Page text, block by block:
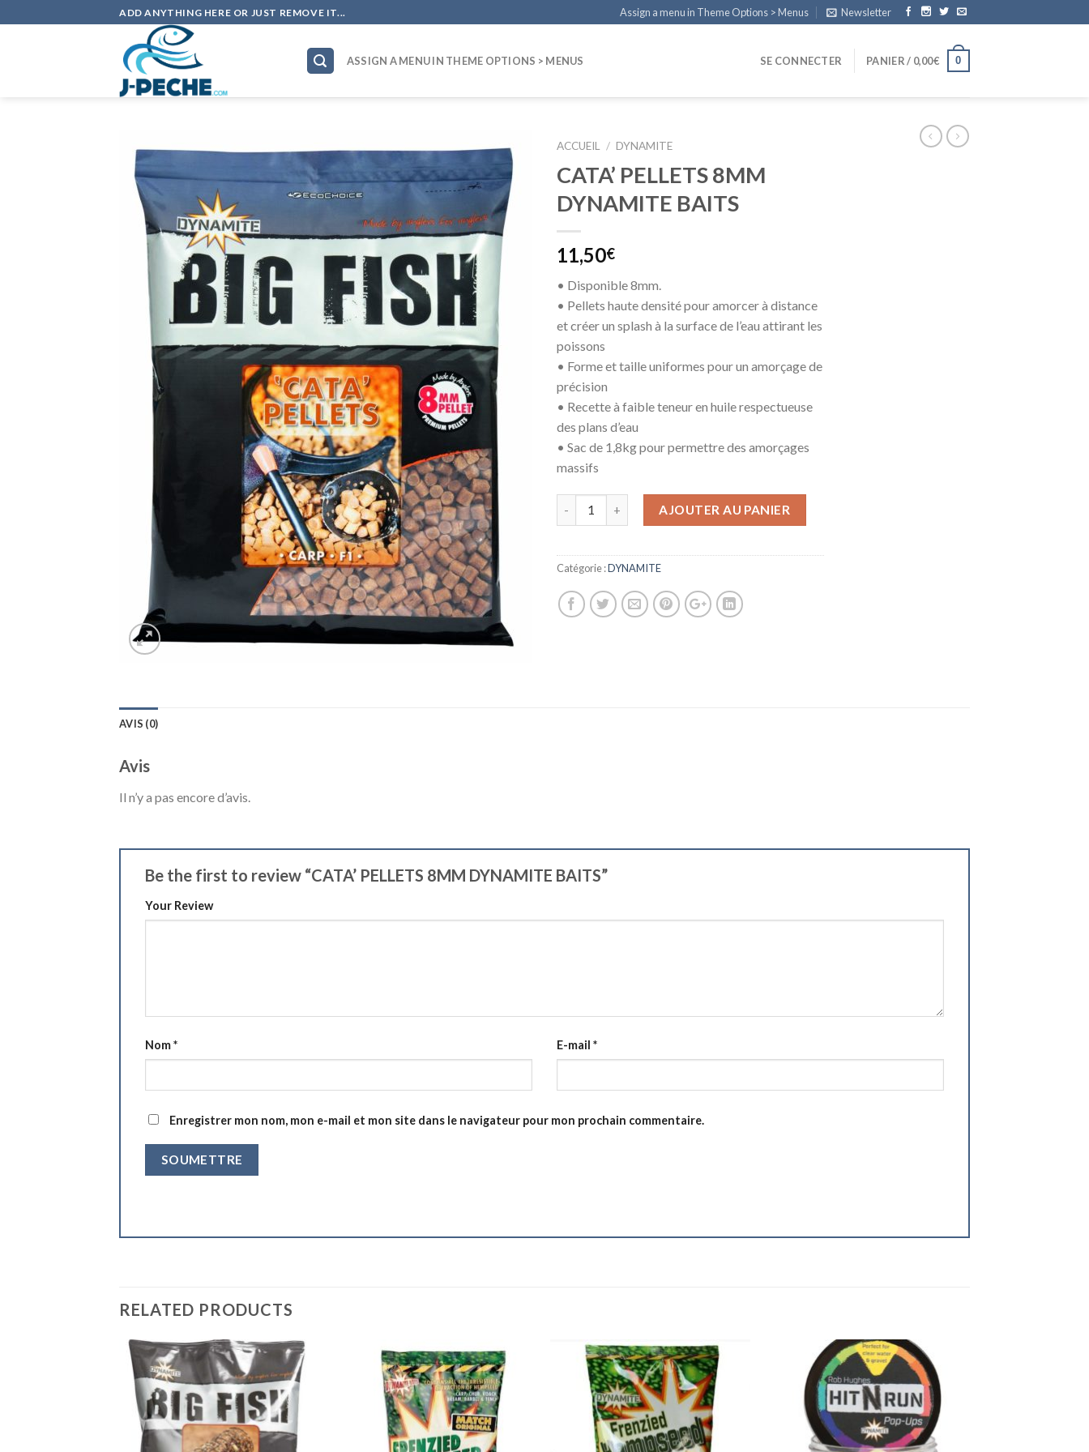
to
ADD ANYTHING HERE OR JUST REMOVE IT... Assign a menu in Theme Options > Menus Newsletter
ASSIGN A MENU IN THEME OPTIONS > MENUS SE CONNECTER PANIER / 0,00€ 0
ACCUEIL / DYNAMITE
CATA’ PELLETS 8MM
DYNAMITE BAITS
11,50€
• Disponible 8mm.
• Pellets haute densité pour amorcer à distance
et créer un splash à la surface de l’eau attirant les
poissons
• Forme et taille uniformes pour un amorçage de
précision
• Recette à faible teneur en huile respectueuse
des plans d’eau
• Sac de 1,8kg pour permettre des amorçages
massifs
AJOUTER AU PANIER
Catégorie :DYNAMITE
AVIS (0)
Avis
Il n’y a pas encore d’avis.
Be the first to review “CATA’ PELLETS 8MM DYNAMITE BAITS”
Your Review
Nom* E-mail *
Enregistrer mon nom, mon e-mail et mon site dans le navigateur pour mon prochain commentaire.
RELATED PRODUCTS